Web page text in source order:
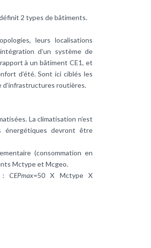
2 types de bâtiments.
leurs localisations
d’un système de
à un bâtiment CE1, et
d’été. Sont ici ciblés les
d’infrastructures routières.
La climatisation n’est
énergétiques devront être
(consommation en
Mctype et Mcgeo.
:CEPmax=50 X Mctype X